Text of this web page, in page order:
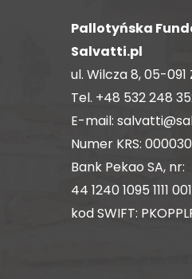
Pallotyńska
Salvatti.pl
ul. Wilcza 8, 05-091
Tel. +48 532 248
E-mail:
Numer KRS:
Bank Pekao SA, nr:
44 1240 1095 1111
kod SWIFT: